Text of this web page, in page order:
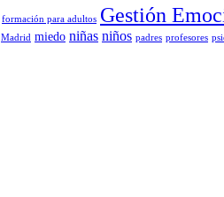
formación para adultos Gestión
Madrid miedo niñas niños padres profesores